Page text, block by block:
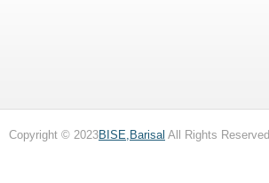
Copyright © 2023BISE,Barisal All Rights